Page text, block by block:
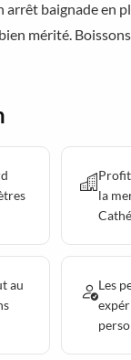
baignade en
mérité.
la
au
Les